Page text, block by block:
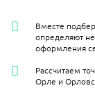
Вместе
определяют
оформления
Рассчитаем
Орле и